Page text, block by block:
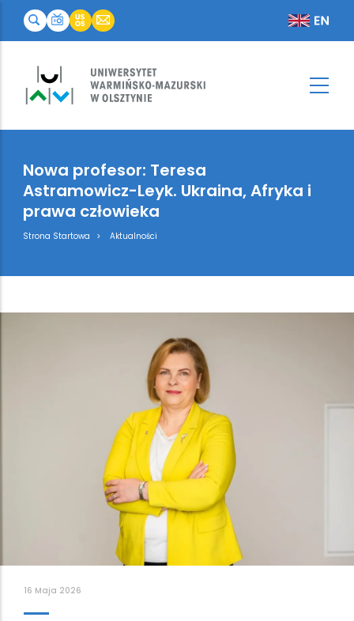
Nowa profesor: Teresa
Astramowicz-Leyk. Ukraina, Afryka i
prawa człowieka
Breadcrumb
Strona Startowa Aktualności
16 Maja 2026